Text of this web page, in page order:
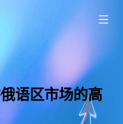
语区市场的高